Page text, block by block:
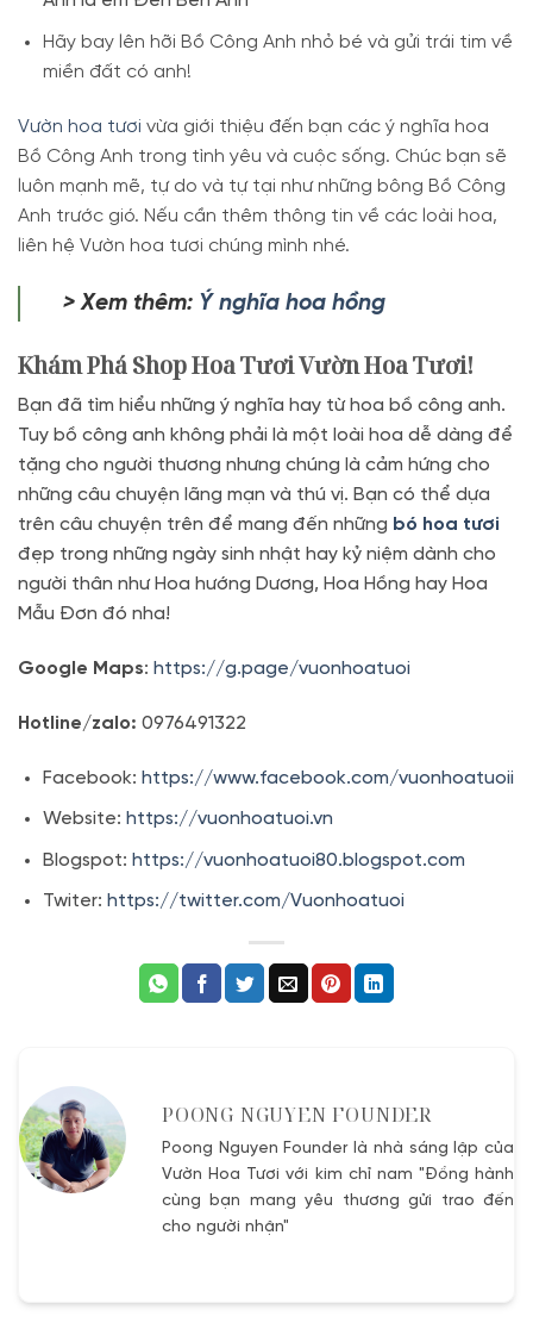
Hãy bay lên hỡi Bồ Công Anh nhỏ bé và gửi trái tim về
miền đất có anh!
Vườn hoa tươi vừa giới thiệu đến bạn các ý nghĩa hoa
Bồ Công Anh trong tình yêu và cuộc sống. Chúc bạn sẽ
luôn mạnh mẽ, tự do và tự tại như những bông Bồ Công
Anh trước gió. Nếu cần thêm thông tin về các loài hoa,
liên hệ Vườn hoa tươi chúng mình nhé.
> Xem thêm: Ý nghĩa hoa hồng
Khám Phá Shop Hoa Tươi Vườn Hoa Tươi!
Bạn đã tìm hiểu những ý nghĩa hay từ hoa bồ công anh.
Tuy bồ công anh không phải là một loài hoa dễ dàng để
tặng cho người thương nhưng chúng là cảm hứng cho
những câu chuyện lãng mạn và thú vị. Bạn có thể dựa
trên câu chuyện trên để mang đến những bó hoa tươi
đẹp trong những ngày sinh nhật hay kỷ niệm dành cho
người thân như Hoa hướng Dương, Hoa Hồng hay Hoa
Mẫu Đơn đó nha!
Google Maps: https://g.page/vuonhoatuoi
Hotline/zalo: 0976491322
Facebook: https://www.facebook.com/vuonhoatuoii
Website: https://vuonhoatuoi.vn
Blogspot: https://vuonhoatuoi80.blogspot.com
Twiter: https://twitter.com/Vuonhoatuoi
POONG NGUYEN FOUNDER
Poong Nguyen Founder là nhà sáng lập của
Vườn Hoa Tươi với kim chỉ nam "Đồng hành
cùng bạn mang yêu thương gửi trao đến
cho người nhận"